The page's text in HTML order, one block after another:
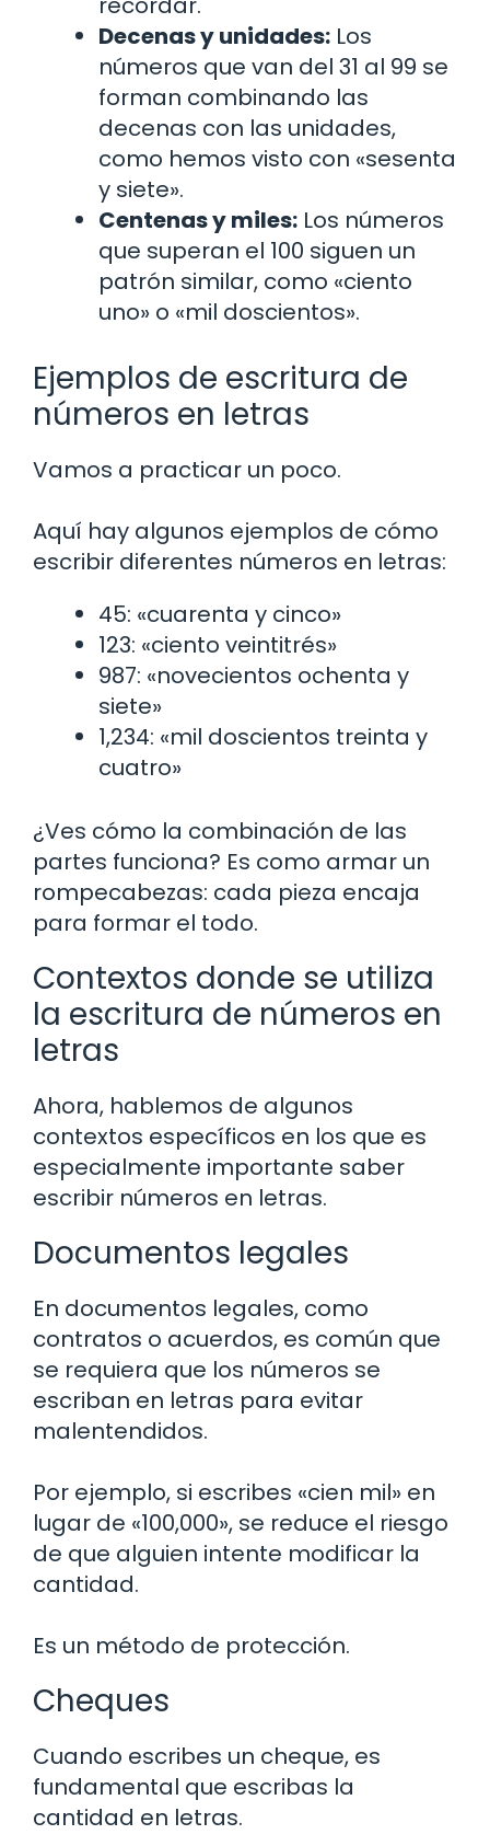
Decenas y unidades: Los
números que van del 31 al 99 se
forman combinando las
decenas con las unidades,
como hemos visto con «sesenta
y siete».
Centenas y miles: Los números
que superan el 100 siguen un
patrón similar, como «ciento
uno» o «mil doscientos».
Ejemplos de escritura de
números en letras
Vamos a practicar un poco.
Aquí hay algunos ejemplos de cómo
escribir diferentes números en letras:
45: «cuarenta y cinco»
123: «ciento veintitrés»
987: «novecientos ochenta y
siete»
1,234: «mil doscientos treinta y
cuatro»
¿Ves cómo la combinación de las
partes funciona? Es como armar un
rompecabezas: cada pieza encaja
para formar el todo.
Contextos donde se utiliza
la escritura de números en
letras
Ahora, hablemos de algunos
contextos específicos en los que es
especialmente importante saber
escribir números en letras.
Documentos legales
En documentos legales, como
contratos o acuerdos, es común que
se requiera que los números se
escriban en letras para evitar
malentendidos.
Por ejemplo, si escribes «cien mil» en
lugar de «100,000», se reduce el riesgo
de que alguien intente modificar la
cantidad.
Es un método de protección.
Cheques
Cuando escribes un cheque, es
fundamental que escribas la
cantidad en letras.